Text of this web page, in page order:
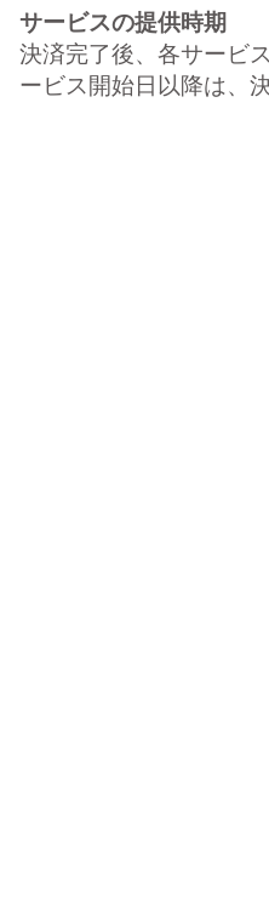
サービスの提供時期
決済完了後、各サービ
ービス開始日以降は、